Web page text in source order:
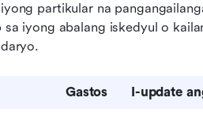
partikular na
sa iyong abalang iskedyul o
Gastos I-update